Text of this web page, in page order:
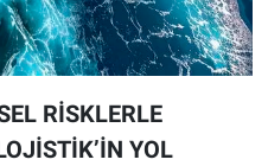
RİSKLERLE
YOL